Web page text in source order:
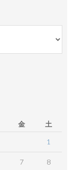
金 土
1
7 8